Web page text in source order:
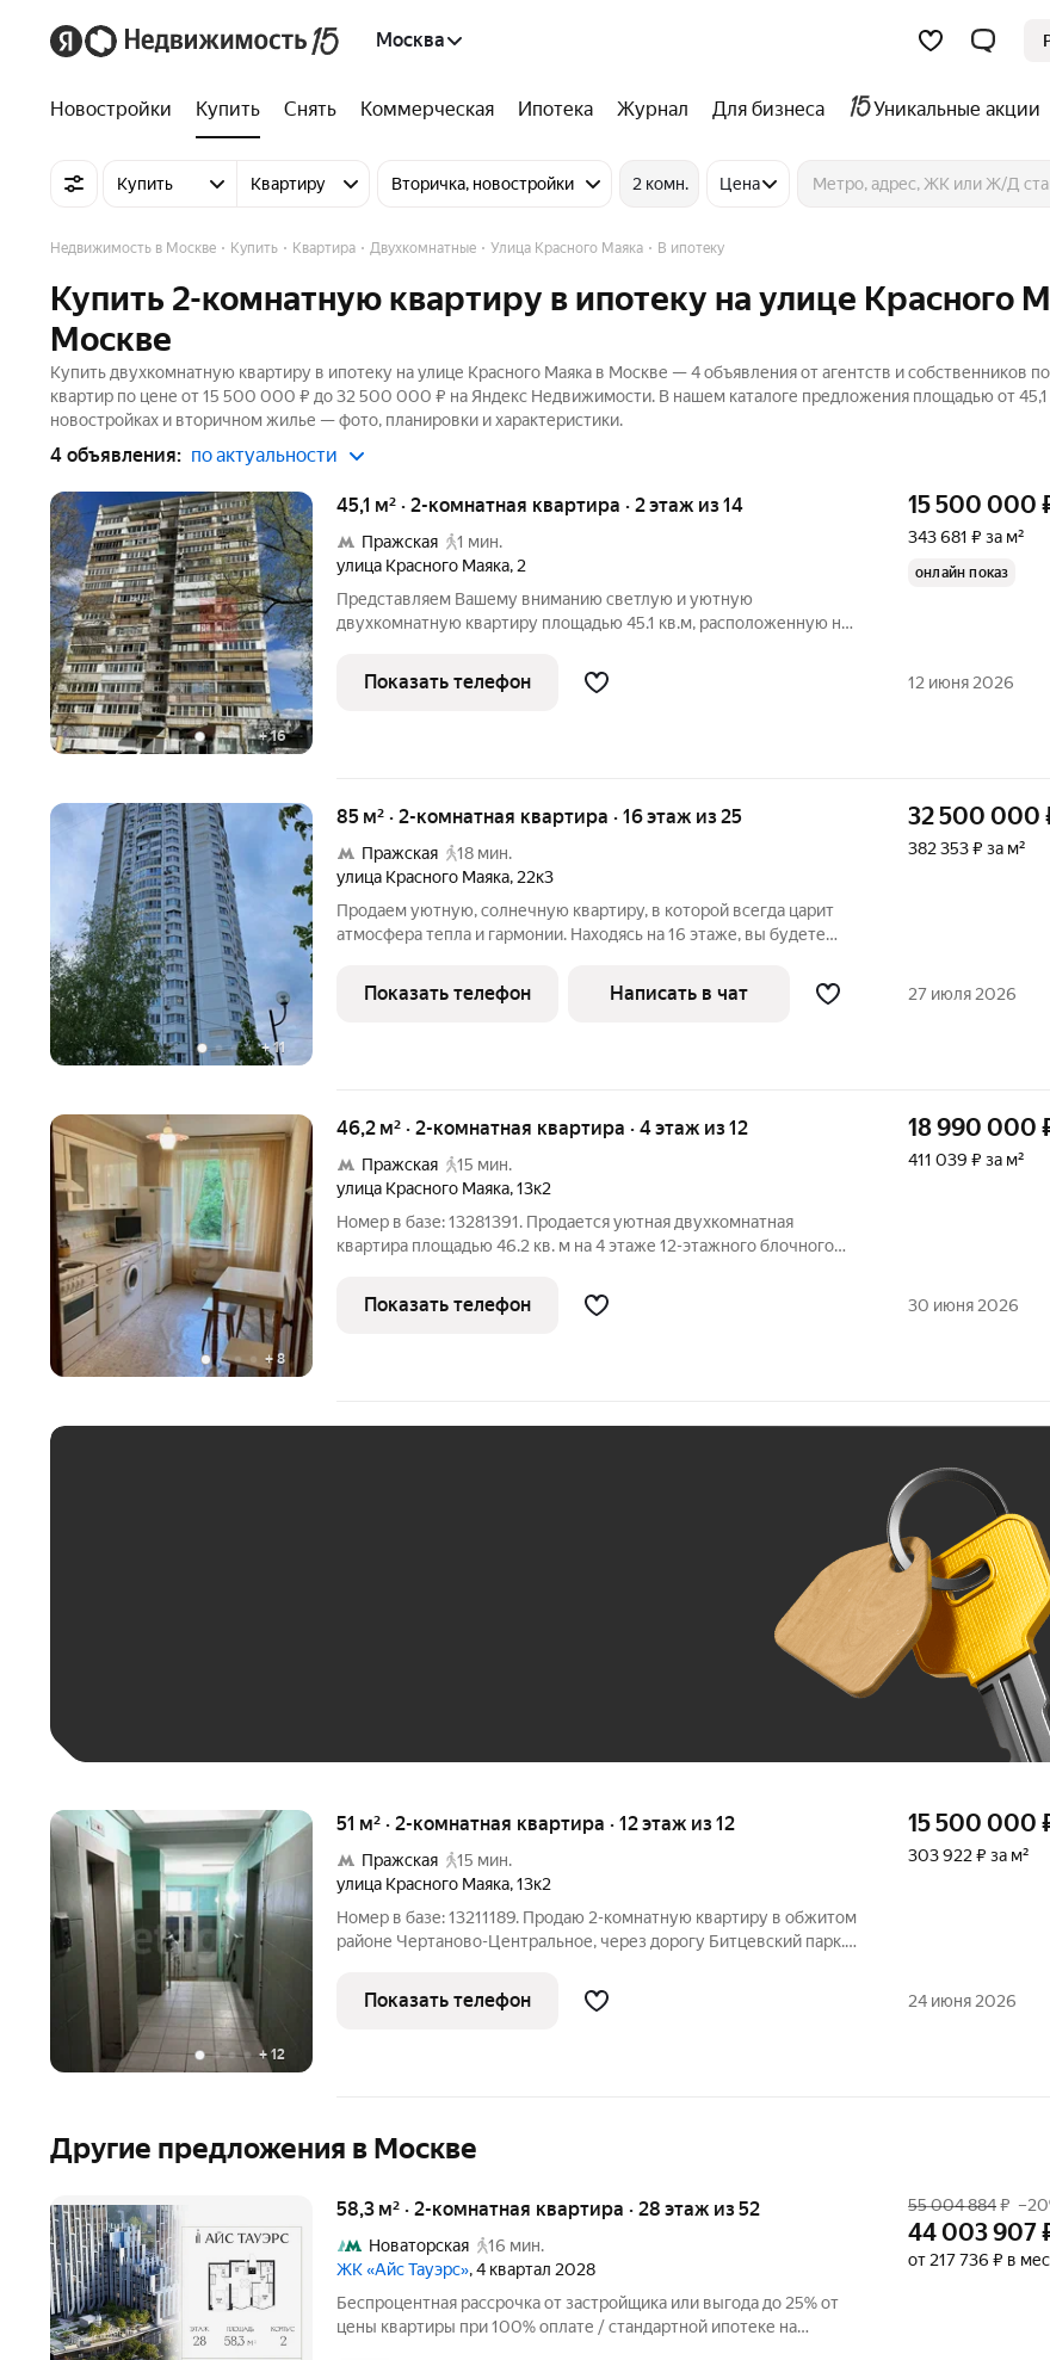
Москва
Новостройки Купить Снять Коммерческая Ипотека Журнал Для бизнеса Уникальные акции
Купить Квартиру Вторичка, новостройки 2 комн. Цена
Недвижимость в Москве Купить Квартира Двухкомнатные Улица Красного Маяка В ипотеку
Купить 2-комнатную квартиру в ипотеку на улице Красного
Москве
Купить двухкомнатную квартиру в ипотеку на улице Красного Маяка в Москве — 4 объявления от агентств и собственников
квартир по цене от 15 500 000 ₽ до 32 500 000 ₽ на Яндекс Недвижимости. В нашем каталоге предложения площадью от 45,1
новостройках и вторичном жилье — фото, планировки и характеристики.
4 объявления: по актуальности
+16
45,1 м² · 2-комнатная квартира · 2 этаж из 14
Пражская
1 мин.
улица Красного Маяка, 2
Представляем Вашему вниманию светлую и уютную
двухкомнатную квартиру площадью 45.1 кв.м, расположенную на
феноменальное расположение! Всего 1 минута пешком отделяет
вас от станции метро
15 500 000
343 681 ₽ за м²
онлайн показ
Показать телефон 12 июня 2026
+11
85 м² · 2-комнатная квартира · 16 этаж из 25
Пражская
18 мин.
улица Красного Маяка, 22к3
Продаем уютную, солнечную квартиру, в которой всегда царит
атмосфера тепла и гармонии. Находясь на 16 этаже, вы будете
красивыми восходами и чистым воздухом здесь нет городского
шума и пыли,
32 500 000
382 353 ₽ за м²
Показать телефон Написать в чат 27 июля 2026
+ 8
46,2 м² · 2-комнатная квартира · 4 этаж из 12
Пражская
15 мин.
улица Красного Маяка,13к2
Номер в базе: 13281391. Продается уютная двухкомнатная
квартира площадью 46.2 кв. м на 4 этаже 12-этажного блочного
создают комфортную атмосферу для жизни. Квартира с
косметическим ремонтом,
18 990 000
411 039 ₽ за м²
Показать телефон 30 июня 2026
+ 12
51 м² · 2-комнатная квартира · 12 этаж из 12
Пражская
15 мин.
улица Красного Маяка,13к2
Номер в базе: 13211189. Продаю 2-комнатную квартиру в обжитом
районе Чертаново-Центральное, через дорогу Битцевский парк.
готова к сделке: приватизирована 20 лет назад, один собственник,
15 500 000
303 922 ₽ за м²
Показать телефон 24 июня 2026
Другие предложения в Москве
58,3 м² · 2-комнатная квартира · 28 этаж из 52
Новаторская
16 мин.
ЖК «Айс Тауэрс», 4 квартал 2028
Беспроцентная рассрочка от застройщика или выгода до 25% от
цены квартиры при 100% оплате / стандартной ипотеке на
55 004 884₽
44 003 907
от 217 736 ₽ в